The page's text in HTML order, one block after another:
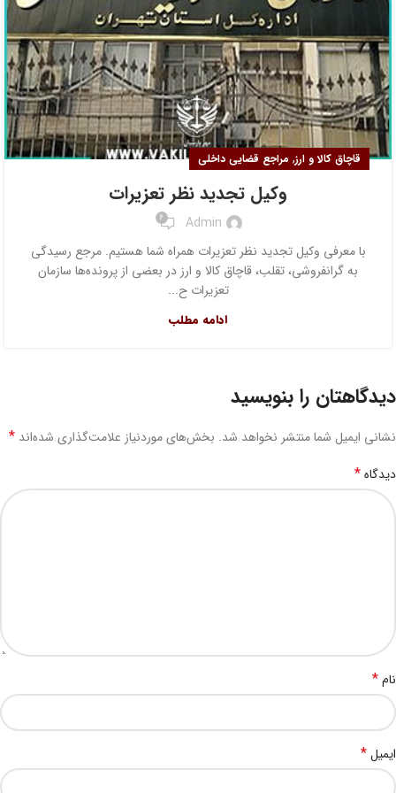
قاچاق کالا و ارز, مراجع قضایی داخلی
وکیل تجدید نظر تعزیرات
Admin
6
با معرفی وکیل تجدید نظر تعزیرات همراه شما هستیم. مرجع رسیدگی
به گرانفروشی، تقلب، قاچاق کالا و ارز در بعضی از پرونده‌ها سازمان
تعزیرات ح...
ادامه مطلب
دیدگاهتان را بنویسید
نشانی ایمیل شما منتشر نخواهد شد. بخش‌های موردنیاز علامت‌گذاری شده‌اند *
دیدگاه*
نام*
ایمیل*